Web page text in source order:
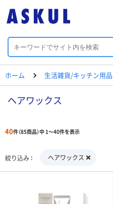
ホーム 生活雑貨/キッチン用品
ヘアワックス
40件（85商品）中 1～40件を表示
絞り込み ヘアワックス